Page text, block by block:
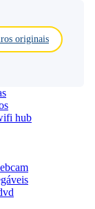
originais
hub